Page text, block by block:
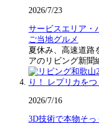
2026/7/23
サービスエリア・
ご当地グルメ
夏休み、高速道路
アのリビング新聞
2026/7/16
3D技術で本物そっ